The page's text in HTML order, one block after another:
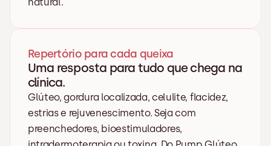
Repertório para cada queixa
Uma resposta para tudo que chega na
clínica.
Glúteo, gordura localizada, celulite, flacidez,
estrias e rejuvenescimento. Seja com
preenchedores, bioestimuladores,